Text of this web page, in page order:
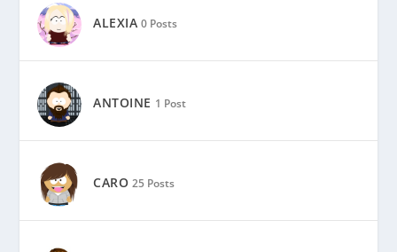
ALEXIA 0 Posts
ANTOINE 1 Post
CARO 25 Posts